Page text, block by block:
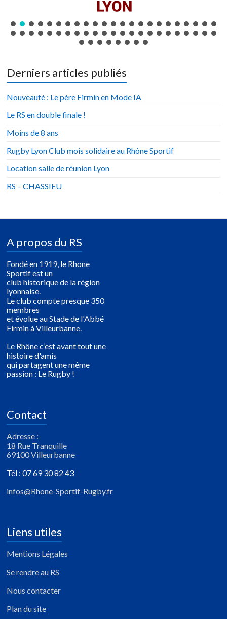
Derniers articles publiés
Nouveauté : Le père Firmin en Mode IA
Le RS en double finale !
Moins de 8 ans
Rugby Lyon Club mois solidaire au Rhône Sportif
Location salle de réunion Lyon
RS – CHASSIEU
A propos du RS
Fondé en 1919, le Rhone
Sportif est un
club historique de la région
lyonnaise.
Le club compte presque 350
membres
et évolue au Stade de l'Abbé
Firmin à Villeurbanne.
Le Rhône c’est avant tout une
histoire d'amis
qui partagent une même
passion : Le Rugby !
Contact
Adresse :
18 Rue Tranquille
69100 Villeurbanne
Tél : 07 69 30 82 43
infos@Rhone-Sportif-Rugby.fr
Liens utiles
Mentions Légales
Se rendre au RS
Nous contacter
Plan du site